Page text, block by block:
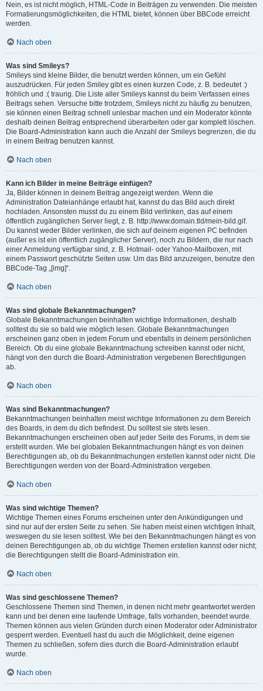
Nein, es ist nicht möglich, HTML-Code in Beiträgen zu verwenden. Die meisten
Formatierungsmöglichkeiten, die HTML bietet, können über BBCode erreicht
werden.
Nach oben
Was sind Smileys?
Smileys sind kleine Bilder, die benutzt werden können, um ein Gefühl
auszudrücken. Für jeden Smiley gibt es einen kurzen Code, z. B. bedeutet :)
fröhlich und :( traurig. Die Liste aller Smileys kannst du beim Verfassen eines
Beitrags sehen. Versuche bitte trotzdem, Smileys nicht zu häufig zu benutzen,
sie können einen Beitrag schnell unlesbar machen und ein Moderator könnte
deshalb deinen Beitrag entsprechend überarbeiten oder gar komplett löschen.
Die Board-Administration kann auch die Anzahl der Smileys begrenzen, die du
in einem Beitrag benutzen kannst.
Nach oben
Kann ich Bilder in meine Beiträge einfügen?
Ja, Bilder können in deinem Beitrag angezeigt werden. Wenn die
Administration Dateianhänge erlaubt hat, kannst du das Bild auch direkt
hochladen. Ansonsten musst du zu einem Bild verlinken, das auf einem
öffentlich zugänglichen Server liegt, z. B. http://www.domain.tld/mein-bild.gif.
Du kannst weder Bilder verlinken, die sich auf deinem eigenen PC befinden
(außer es ist ein öffentlich zugänglicher Server), noch zu Bildern, die nur nach
einer Anmeldung verfügbar sind, z. B. Hotmail- oder Yahoo-Mailboxen, mit
einem Passwort geschützte Seiten usw. Um das Bild anzuzeigen, benutze den
BBCode-Tag „[img]“.
Nach oben
Was sind globale Bekanntmachungen?
Globale Bekanntmachungen beinhalten wichtige Informationen, deshalb
solltest du sie so bald wie möglich lesen. Globale Bekanntmachungen
erscheinen ganz oben in jedem Forum und ebenfalls in deinem persönlichen
Bereich. Ob du eine globale Bekanntmachung schreiben kannst oder nicht,
hängt von den durch die Board-Administration vergebenen Berechtigungen
ab.
Nach oben
Was sind Bekanntmachungen?
Bekanntmachungen beinhalten meist wichtige Informationen zu dem Bereich
des Boards, in dem du dich befindest. Du solltest sie stets lesen.
Bekanntmachungen erscheinen oben auf jeder Seite des Forums, in dem sie
erstellt wurden. Wie bei globalen Bekanntmachungen hängt es von deinen
Berechtigungen ab, ob du Bekanntmachungen erstellen kannst oder nicht. Die
Berechtigungen werden von der Board-Administration vergeben.
Nach oben
Was sind wichtige Themen?
Wichtige Themen eines Forums erscheinen unter den Ankündigungen und
sind nur auf der ersten Seite zu sehen. Sie haben meist einen wichtigen Inhalt,
weswegen du sie lesen solltest. Wie bei den Bekanntmachungen hängt es von
deinen Berechtigungen ab, ob du wichtige Themen erstellen kannst oder nicht;
die Berechtigungen stellt die Board-Administration ein.
Nach oben
Was sind geschlossene Themen?
Geschlossene Themen sind Themen, in denen nicht mehr geantwortet werden
kann und bei denen eine laufende Umfrage, falls vorhanden, beendet wurde.
Themen können aus vielen Gründen durch einen Moderator oder Administrator
gesperrt werden. Eventuell hast du auch die Möglichkeit, deine eigenen
Themen zu schließen, sofern dies durch die Board-Administration erlaubt
wurde.
Nach oben